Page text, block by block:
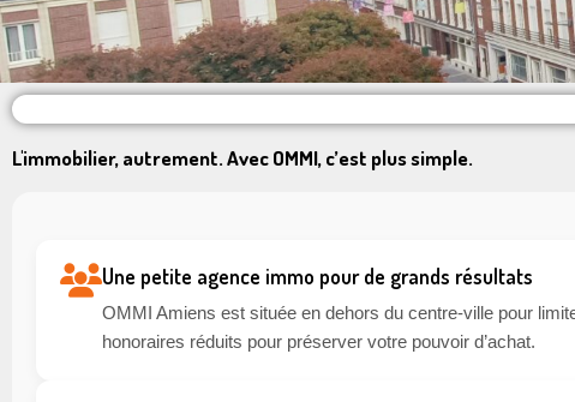
L'immobilier, autrement. Avec OMMI, c’est plus simple.
Une petite agence immo pour de grands résultats
OMMI Amiens est située en dehors du centre-ville pour
honoraires réduits pour préserver votre pouvoir d’achat.